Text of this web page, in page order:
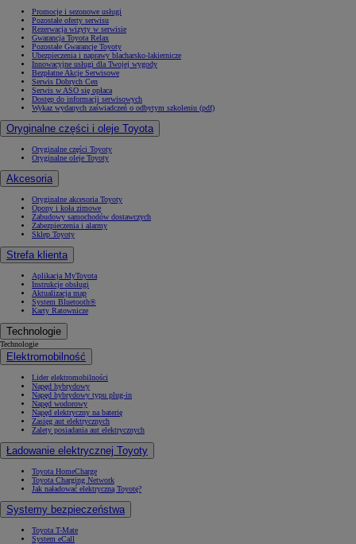
Promocje i sezonowe usługi
Pozostałe oferty serwisu
Rezerwacja wizyty w serwisie
Gwarancja Toyota Relax
Pozostałe Gwarancje Toyoty
Ubezpieczenia i naprawy blacharsko-lakiernicze
Innowacyjne usługi dla Twojej wygody
Bezpłatne Akcje Serwisowe
Serwis Dobrych Cen
Serwis w ASO się opłaca
Dostęp do informacji serwisowych
Wykaz wydanych zaświadczeń o odbytym szkoleniu (pdf)
Oryginalne części i oleje Toyota
Oryginalne części Toyoty
Oryginalne oleje Toyoty
Akcesoria
Oryginalne akcesoria Toyoty
Opony i koła zimowe
Zabudowy samochodów dostawczych
Zabezpieczenia i alarmy
Sklep Toyoty
Strefa klienta
Aplikacja MyToyota
Instrukcje obsługi
Aktualizacja map
System Bluetooth®
Karty Ratownicze
Technologie
Technologie
Elektromobilność
Lider elektromobilności
Napęd hybrydowy
Napęd hybrydowy typu plug-in
Napęd wodorowy
Napęd elektryczny na baterię
Zasięg aut elektrycznych
Zalety posiadania aut elektrycznych
Ładowanie elektrycznej Toyoty
Toyota HomeCharge
Toyota Charging Network
Jak naładować elektryczną Toyotę?
Systemy bezpieczeństwa
Toyota T-Mate
System eCall